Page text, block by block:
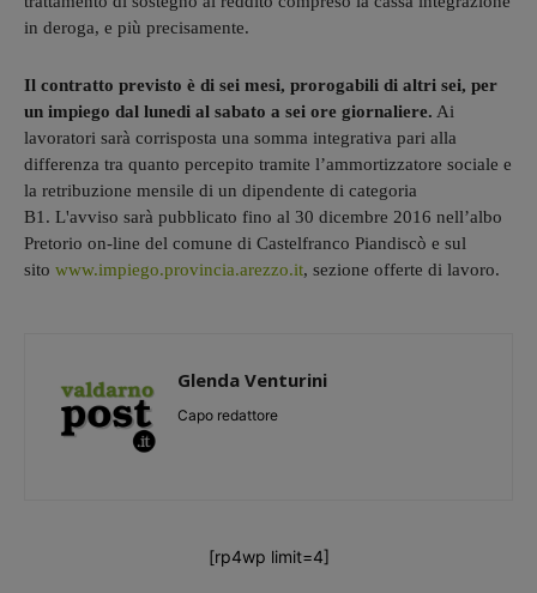
in deroga, e più precisamente.
Il contratto previsto è di sei mesi, prorogabili di altri sei, per
un impiego dal lunedi al sabato a sei ore giornaliere. Ai
lavoratori sarà corrisposta una somma integrativa pari alla
differenza tra quanto percepito tramite l’ammortizzatore sociale e
la retribuzione mensile di un dipendente di categoria
B1. L'avviso sarà pubblicato fino al 30 dicembre 2016 nell’albo
Pretorio on-line del comune di Castelfranco Piandiscò e sul
sito www.impiego.provincia.arezzo.it, sezione offerte di lavoro.
Glenda Venturini
Capo redattore
[rp4wp limit=4]